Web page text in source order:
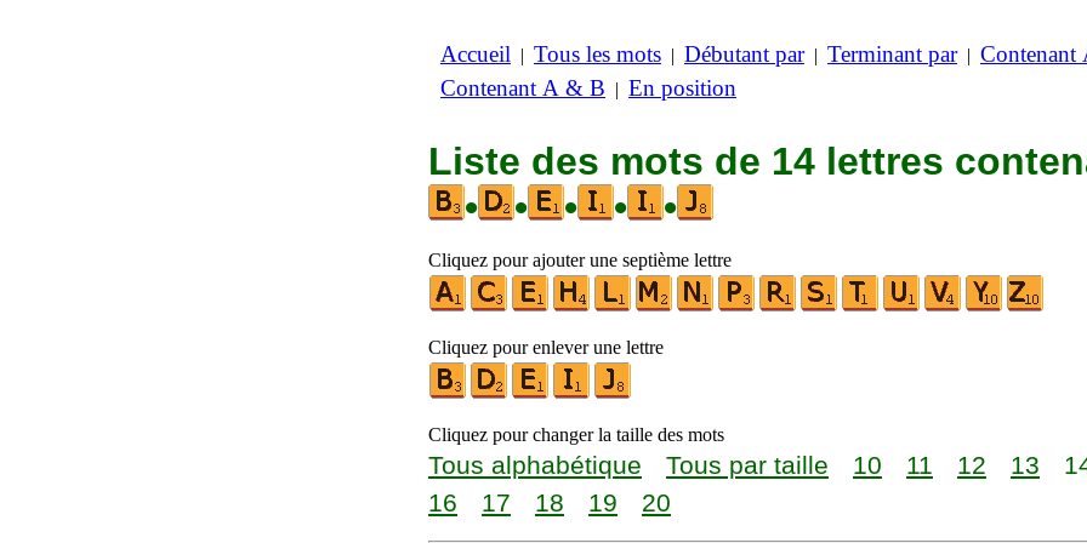
Accueil | Tous les mots | Débutant par| Terminant par| Contenant
Contenant A & B | En position
Liste des mots de 14 lettres
•
• • • •
Cliquez pour ajouter une septième lettre
Cliquez pour enlever une lettre
Cliquez pour changer la taille des mots
Tous alphabétique Tous par taille 10 11 12 13
16
17 18 19 20